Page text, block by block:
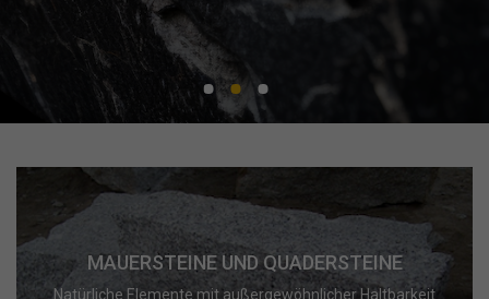
MAUERSTEINE UND QUADERSTEINE
Natürliche Elemente mit außergewöhnlicher Haltbarkeit